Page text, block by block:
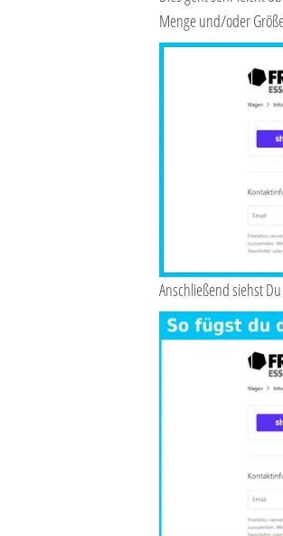
Menge und/oder
Anschließend siehst